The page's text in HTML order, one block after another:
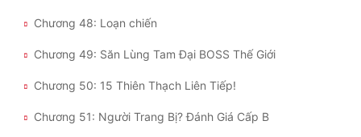
Chương 48: Loạn chiến
Chương 49: Săn Lùng Tam Đại BOSS Thế Giới
Chương 50: 15 Thiên Thạch Liên Tiếp!
Chương 51: Người Trang Bị? Đánh Giá Cấp B